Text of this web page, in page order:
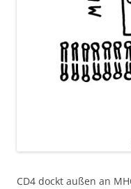
CD4 dockt außen an